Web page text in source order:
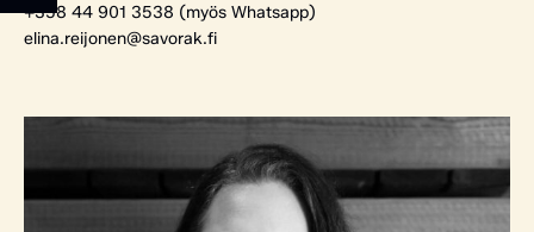
+358 44 901 3538 (myös Whatsapp)
elina.reijonen@savorak.fi